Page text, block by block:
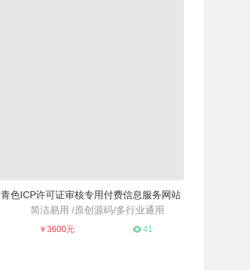
青色ICP许可证审核专用付费信息服务网站
简洁易用 /原创源码/多行业通用
简洁易用 /原创源码/多行业通用
￥3600元 41